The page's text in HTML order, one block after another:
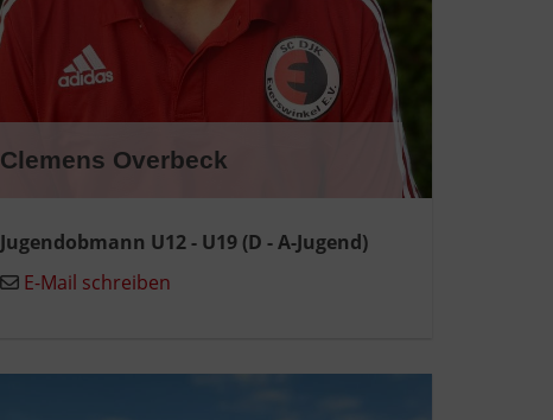
Clemens Overbeck
Jugendobmann U12 - U19 (D - A-Jugend)
E-Mail schreiben